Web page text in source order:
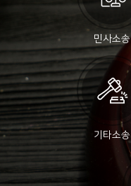
민사소송
기타소송